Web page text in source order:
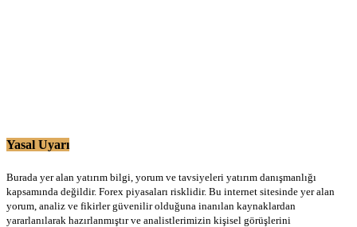
Yasal Uyarı
Burada yer alan yatırım bilgi, yorum ve tavsiyeleri yatırım danışmanlığı
kapsamında değildir. Forex piyasaları risklidir. Bu internet sitesinde yer alan
yorum, analiz ve fikirler güvenilir olduğuna inanılan kaynaklardan
yararlanılarak hazırlanmıştır ve analistlerimizin kişisel görüşlerini